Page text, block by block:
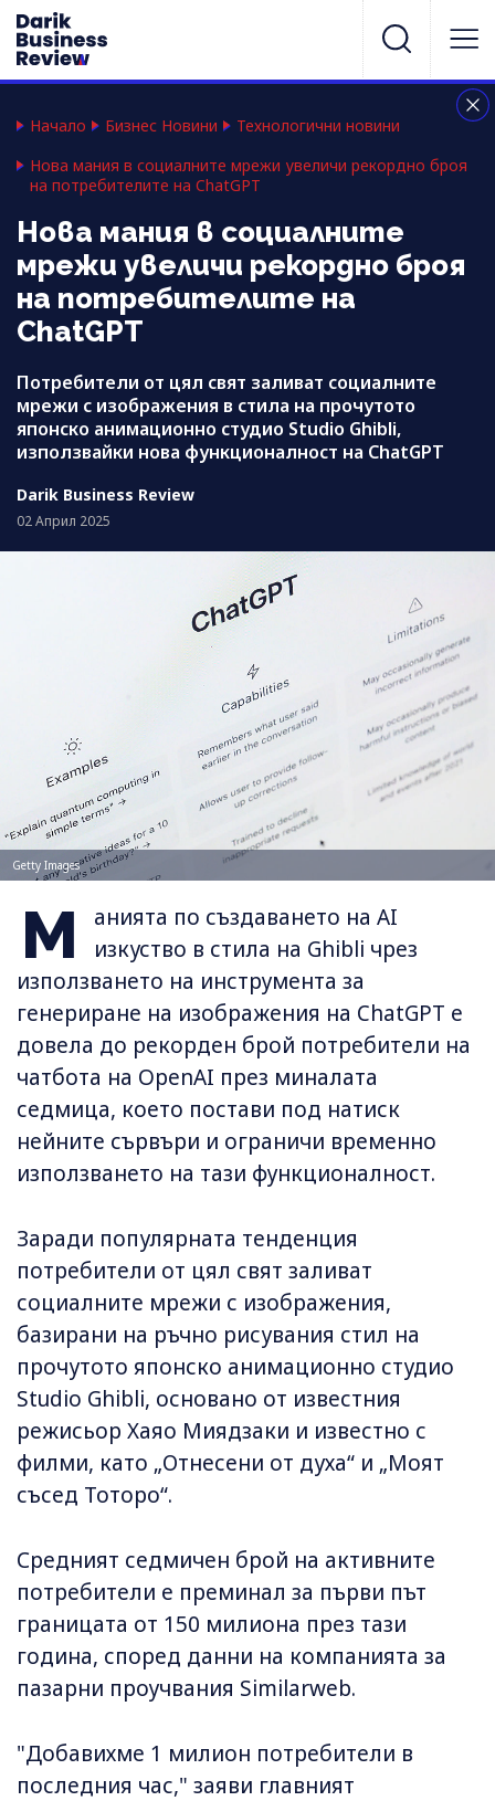
Начало Бизнес Новини
Технологични новини
Нова мания в социалните мрежи увеличи рекордно броя
на потребителите на ChatGPT
Нова мания в социалните
мрежи увеличи рекордно броя
на потребителите на
ChatGPT
Потребители от цял свят заливат социалните
мрежи с изображения в стила на прочутото
японско анимационно студио Studio Ghibli,
използвайки нова функционалност на ChatGPT
Darik Business Review
02 Април 2025
Getty Images
М
анията по създаването на AI
изкуство в стила на Ghibli чрез
използването на инструмента за
генериране на изображения на ChatGPT е
довела до рекорден брой потребители на
чатбота на OpenAI през миналата
седмица, което постави под натиск
нейните сървъри и ограничи временно
използването на тази функционалност.
Заради популярната тенденция
потребители от цял свят заливат
социалните мрежи с изображения,
базирани на ръчно рисувания стил на
прочутото японско анимационно студио
Studio Ghibli, основано от известния
режисьор Хаяо Миядзаки и известно с
филми, като „Отнесени от духа“ и „Моят
съсед Тоторо“.
Средният седмичен брой на активните
потребители е преминал за първи път
границата от 150 милиона през тази
година, според данни на компанията за
пазарни проучвания Similarweb.
"Добавихме 1 милион потребители в
последния час," заяви главният